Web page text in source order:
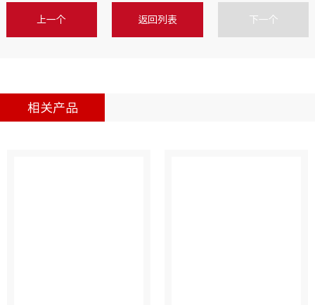
上一个 返回列表 下一个
相关产品